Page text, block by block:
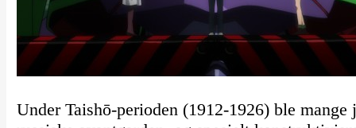
Under Taishō-perioden (1912-1926) ble